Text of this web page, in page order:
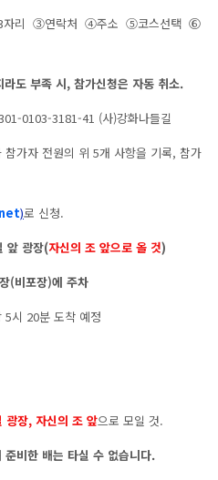
자리 ③연락처 ④주소 ⑤코스선택 ⑥
라도 부족 시, 참가신청은 자동 취소.
0103-3181-41 (사)강화나들길
가자 전원의 위 5개 사항을 기록, 참가
)로 신청.
앞 광장(자신의 조 앞으로 올 것)
(비포장)에 주차
시 20분 도착 예정
광장, 자신의 조 앞으로 모일 것.
비한 배는 타실 수 없습니다.